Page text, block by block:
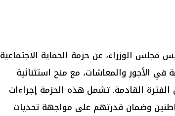
الوزراء، عن حزمة الحماية الاجتماعية
الأجور والمعاشات، مع منح استثنائية
القادمة. تشمل هذه الحزمة إجراءات
وضمان قدرتهم على مواجهة تحديات